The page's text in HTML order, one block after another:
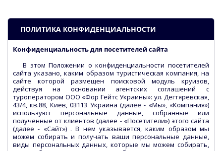
ПОЛИТИКА КОНФИДЕНЦИАЛЬНОСТИ
Конфиденциальность для посетителей сайта
В этом Положении о конфиденциальности посетителей
сайта указано, каким образом туристическая компания, на
сайте которой размещен поисковой модуль круизов,
действуя на основании агентских соглашений с
туроператором ООО «Фор Гейтс Украины»: ул. Дегтяревская,
43/4, кв.88, Киев, 03113 Украина (далее - «Мы», «Компания»)
используют персональные данные, собранные или
полученные от клиентов (далее - «Посетители») этого сайта
(далее - «Сайт») . В нем указывается, каким образом мы
можем собирать и получать ваши персональные данные,
виды персональных данных, которые мы можем собирать,